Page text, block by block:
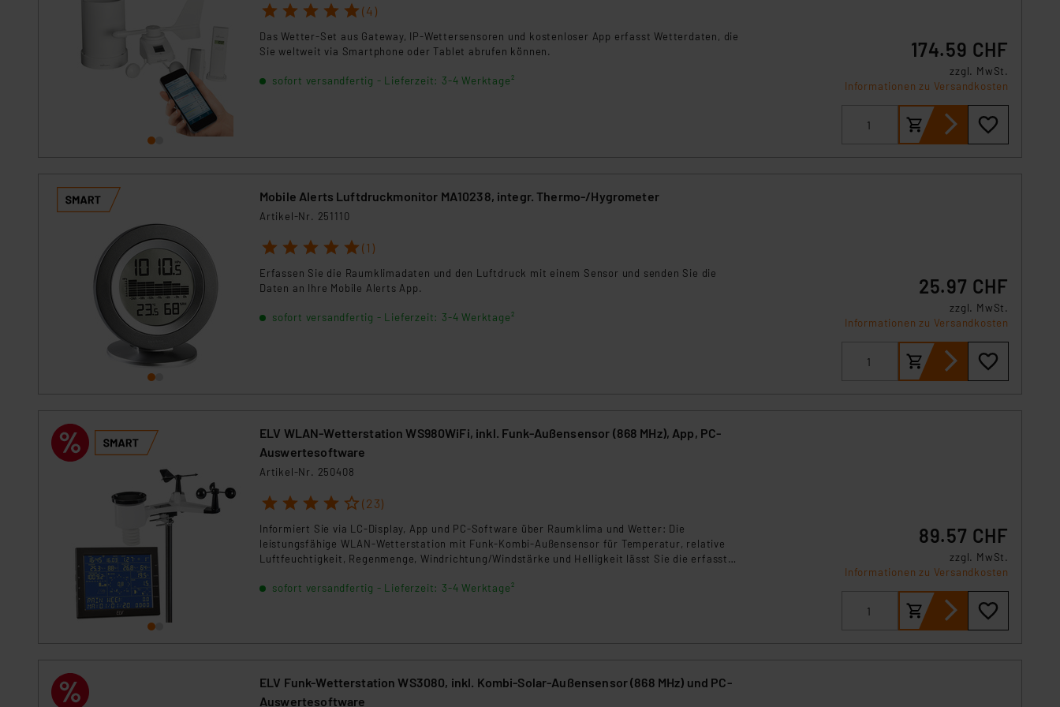
Für die USA besteht kein Angemessenheitsbeschluss der EU. Dies bedeutet, dass die USA als Land mit unzureichendem
Daten in Überwachungsprogrammen verarbeiten, ohne dass hiergegen Klagemöglichkeiten für Europäer bestehen.
Unsere Kooperation mit diesen Dienstleistern stützt sich auf die Standarddatenschutzklauseln der Europäischen
Kommission sowie einer eigenen Beurteilung der mit der Datenübermittlung, insbesondere der Art der übermittelten
Daten, verbundenen Risiken.“
Impressum
1 2 3 4 5 (4)
Das Wetter-Set aus Gateway, IP-Wettersensoren und kostenloser App erfasst Wetterdaten, die
Sie weltweit via Smartphone oder Tablet abrufen können.
sofort versandfertig - Lieferzeit: 3-4 Werktage²
174.59 CHF
zzgl. MwSt.
Informationen zu Versandkosten
Mobile Alerts Luftdruckmonitor MA10238, integr. Thermo-/Hygrometer
Artikel-Nr. 251110
1 2 3 4 5 (1)
Erfassen Sie die Raumklimadaten und den Luftdruck mit einem Sensor und senden Sie die
Daten an Ihre Mobile Alerts App.
sofort versandfertig - Lieferzeit: 3-4 Werktage²
25.97 CHF
zzgl. MwSt.
Informationen zu Versandkosten
ELV WLAN-Wetterstation WS980WiFi, inkl. Funk-Außensensor (868 MHz), App, PC-
Auswertesoftware
Artikel-Nr. 250408
1 2 3 4 5 (23)
Informiert Sie via LC-Display, App und PC-Software über Raumklima und Wetter: Die
leistungsfähige WLAN-Wetterstation mit Funk-Kombi-Außensensor für Temperatur, relative
Luftfeuchtigkeit, Regenmenge, Windrichtung/Windstärke und Helligkeit lässt Sie die erfassten
Messwerte können Sie zudem über Wetter-Online-Dienste wie z.B. Weather Underground
sofort versandfertig - Lieferzeit: 3-4 Werktage²
89.57 CHF
zzgl. MwSt.
Informationen zu Versandkosten
ELV Funk-Wetterstation WS3080, inkl. Kombi-Solar-Außensensor (868 MHz) und PC-
Auswertesoftware